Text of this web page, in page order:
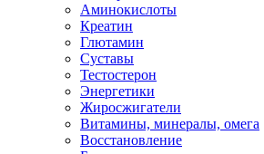
Аминокислоты
Креатин
Глютамин
Суставы
Тестостерон
Энергетики
Жиросжигатели
Витамины, минералы, омега
Восстановление